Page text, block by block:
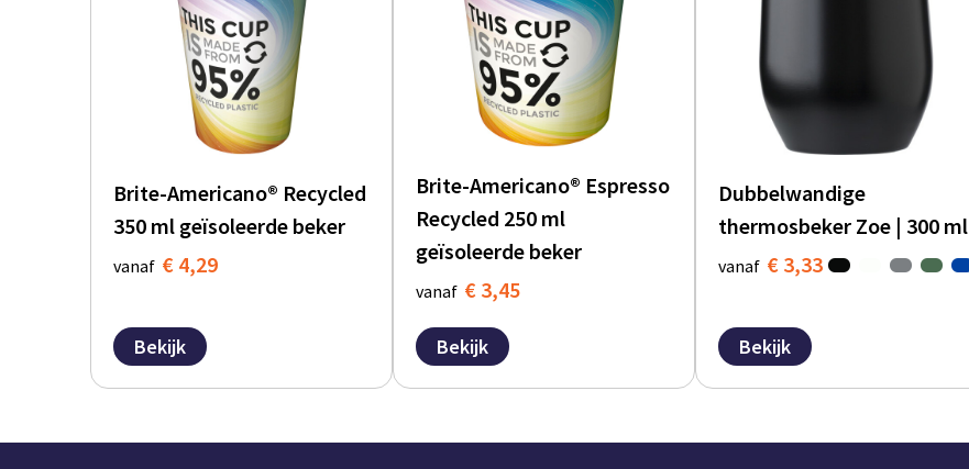
Brite-Americano® Recycled
350 ml geïsoleerde beker
vanaf € 4,29
Bekijk
Brite-Americano® Espresso
Recycled 250 ml
geïsoleerde beker
vanaf € 3,45
Bekijk
Dubbelwandige
thermosbeker Zoe | 300 ml
vanaf € 3,33
Bekijk